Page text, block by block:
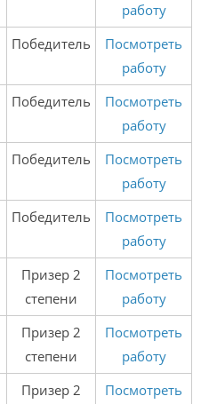
работу
Победитель
Посмотреть
работу
Победитель
Посмотреть
работу
Победитель
Посмотреть
работу
Победитель
Посмотреть
работу
Призер 2
степени
Посмотреть
работу
Призер 2
степени
Посмотреть
работу
Призер 2
Посмотреть